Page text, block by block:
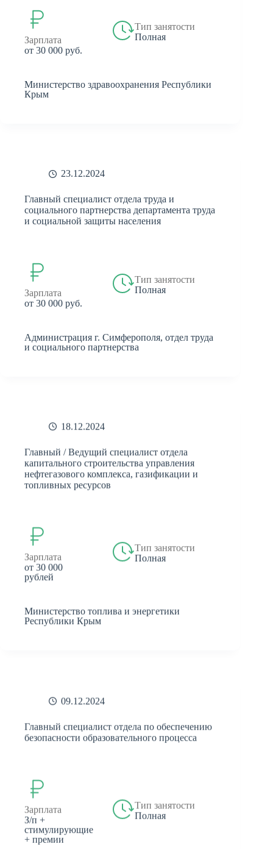
Зарплата
от 30 000 руб.
Тип занятости
Полная
Министерство здравоохранения Республики
Крым
23.12.2024
Главный специалист отдела труда и
социального партнерства департамента труда
и социальной защиты населения
Зарплата
от 30 000 руб.
Тип занятости
Полная
Администрация г. Симферополя, отдел труда
и социального партнерства
18.12.2024
Главный / Ведущий специалист отдела
капитального строительства управления
нефтегазового комплекса, газификации и
топливных ресурсов
Зарплата
от 30 000
рублей
Тип занятости
Полная
Министерство топлива и энергетики
Республики Крым
09.12.2024
Главный специалист отдела по обеспечению
безопасности образовательного процесса
Зарплата
З/п +
стимулирующие
+ премии
Тип занятости
Полная